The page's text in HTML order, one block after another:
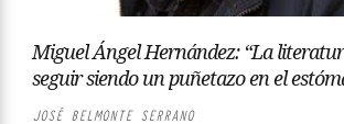
Miguel Ángel Hernández: “La
seguir siendo un puñetazo en el
JOSÉ BELMONTE SERRANO